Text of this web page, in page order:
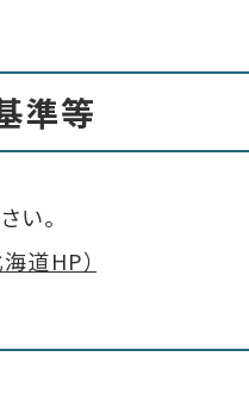
準等
い。
道HP）